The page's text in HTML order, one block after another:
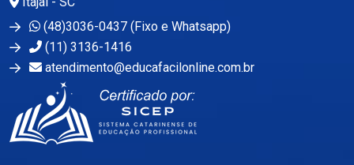
(48)3036-0437 (Fixo e Whatsapp)
(11) 3136-1416
atendimento@educafacilonline.com.br